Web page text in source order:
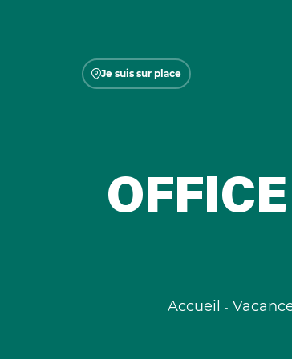
Je suis sur place
Accueil